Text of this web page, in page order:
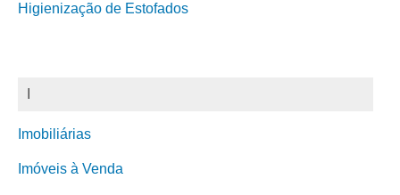
Higienização de Estofados
Imobiliárias
Imóveis à Venda